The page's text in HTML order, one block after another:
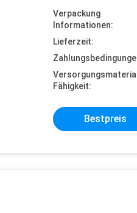
Verpackung
Informationen:
Lieferzeit:
Fähigkeit:
Bestpreis